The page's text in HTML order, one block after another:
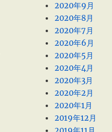
2020年9月
2020年8月
2020年7月
2020年6月
2020年5月
2020年4月
2020年3月
2020年2月
2020年1月
2019年12月